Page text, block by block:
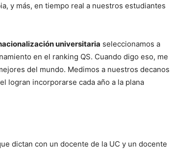
y más, en tiempo real a nuestros estudiantes
universitaria seleccionamos a
en el ranking QS. Cuando digo eso, me
del mundo. Medimos a nuestros decanos
logran incorporarse cada año a la plana
dictan con un docente de la UC y un docente